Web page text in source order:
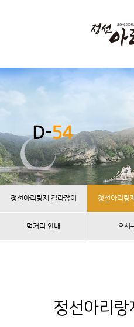
D-54
정선아리랑제 길라잡이 정선아리랑
먹거리 안내 오시
정선아리